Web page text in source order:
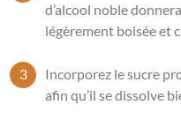
d’alcool noble
légèrement boisée et
Incorporez le sucre
afin qu’il se dissolve